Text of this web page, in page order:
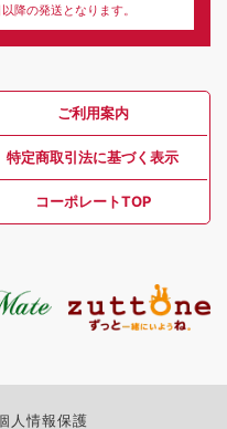
降の発送となります。
ご利用案内
特定商取引法に基づく表示
コーポレートTOP
人情報保護